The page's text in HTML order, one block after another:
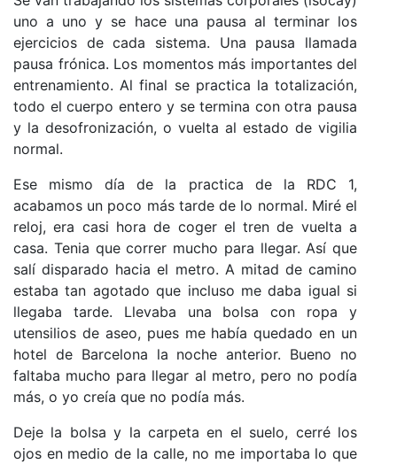
uno a uno y se hace una pausa al terminar los
ejercicios de cada sistema. Una pausa llamada
pausa frónica. Los momentos más importantes del
entrenamiento. Al final se practica la totalización,
todo el cuerpo entero y se termina con otra pausa
y la desofronización, o vuelta al estado de vigilia
normal.
Ese mismo día de la practica de la RDC 1,
acabamos un poco más tarde de lo normal. Miré el
reloj, era casi hora de coger el tren de vuelta a
casa. Tenia que correr mucho para llegar. Así que
salí disparado hacia el metro. A mitad de camino
estaba tan agotado que incluso me daba igual si
llegaba tarde. Llevaba una bolsa con ropa y
utensilios de aseo, pues me había quedado en un
hotel de Barcelona la noche anterior. Bueno no
faltaba mucho para llegar al metro, pero no podía
más, o yo creía que no podía más.
Deje la bolsa y la carpeta en el suelo, cerré los
ojos en medio de la calle, no me importaba lo que